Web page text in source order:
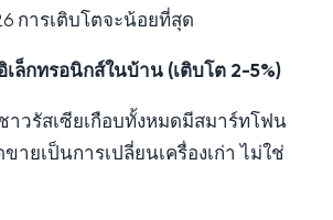
การเติบโตจะน้อยที่สุด
ล็กทรอนิกส์ในบ้าน (เติบโต 2-5%)
าวรัสเซียเกือบทั้งหมดมีสมาร์ทโฟน
ายเป็นการเปลี่ยนเครื่องเก่า ไม่ใช่